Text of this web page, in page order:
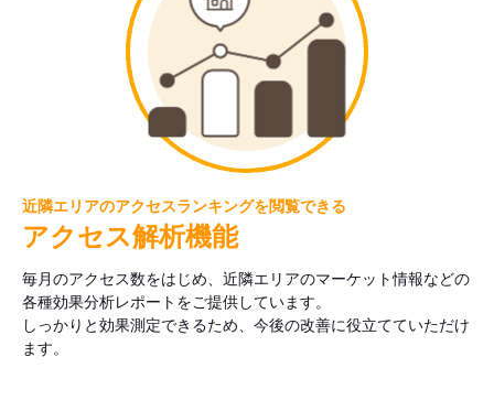
近隣エリアのアクセスランキングを閲覧できる
アクセス解析機能
毎月のアクセス数をはじめ、近隣エリアのマーケット情報などの
各種効果分析レポートをご提供しています。
しっかりと効果測定できるため、今後の改善に役立てていただけ
ます。